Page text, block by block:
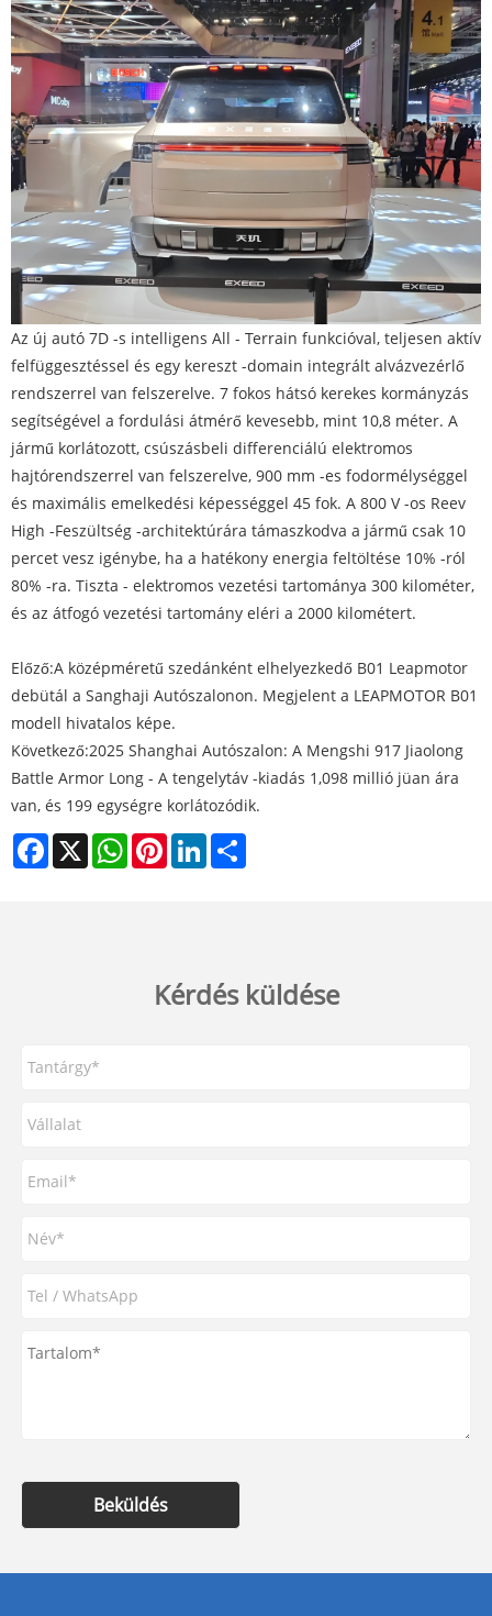
Az új autó 7D -s intelligens All - Terrain funkcióval, teljesen aktív
felfüggesztéssel és egy kereszt -domain integrált alvázvezérlő
rendszerrel van felszerelve. 7 fokos hátsó kerekes kormányzás
segítségével a fordulási átmérő kevesebb, mint 10,8 méter. A
jármű korlátozott, csúszásbeli differenciálú elektromos
hajtórendszerrel van felszerelve, 900 mm -es fodormélységgel
és maximális emelkedési képességgel 45 fok. A 800 V -os Reev
High -Feszültség -architektúrára támaszkodva a jármű csak 10
percet vesz igénybe, ha a hatékony energia feltöltése 10% -ról
80% -ra. Tiszta - elektromos vezetési tartománya 300 kilométer,
és az átfogó vezetési tartomány eléri a 2000 kilométert.
Előző:A középméretű szedánként elhelyezkedő B01 Leapmotor
debütál a Sanghaji Autószalonon. Megjelent a LEAPMOTOR B01
modell hivatalos képe.
Következő:2025 Shanghai Autószalon: A Mengshi 917 Jiaolong
Battle Armor Long - A tengelytáv -kiadás 1,098 millió jüan ára
van, és 199 egységre korlátozódik.
Facebook
X WhatsAppPinterestLinkedIn
Kérdés küldése
Beküldés